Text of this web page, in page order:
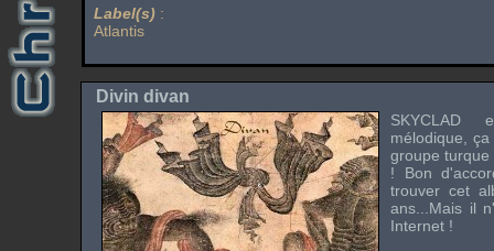
Label(s) :
Atlantis
Divin divan
SKYCLAD
mélodique,
groupe
! Bon
trouver cet
ans...Mais il
Internet !